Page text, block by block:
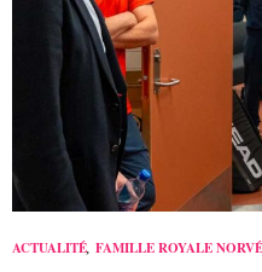
ACTUALITÉ, FAMILLE ROYALE